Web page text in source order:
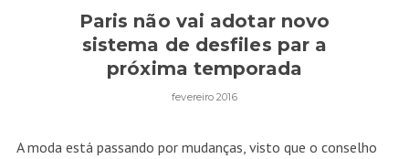
Paris não vai adotar novo
sistema de desfiles par a
próxima temporada
fevereiro 2016
A moda está passando por mudanças, visto que o conselho